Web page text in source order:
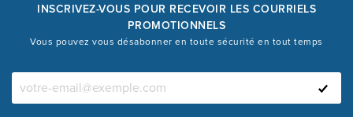
INSCRIVEZ-VOUS POUR RECEVOIR LES COURRIELS
PROMOTIONNELS
Vous pouvez vous désabonner en toute sécurité en tout temps